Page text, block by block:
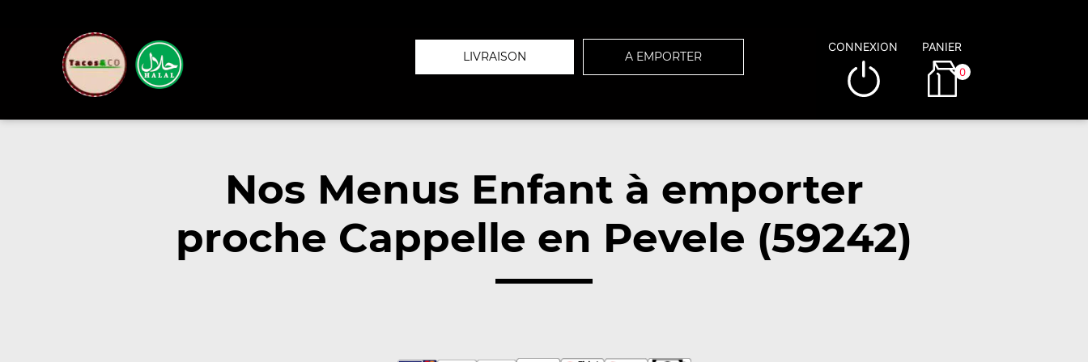
LIVRAISON A EMPORTER
CONNEXION PANIER
0
Nos Menus Enfant à emporter
proche Cappelle en Pevele (59242)